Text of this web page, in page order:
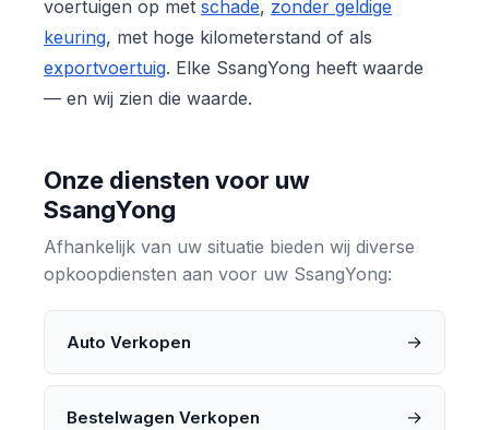
voertuigen op met schade, zonder geldige
keuring, met hoge kilometerstand of als
exportvoertuig. Elke SsangYong heeft waarde
— en wij zien die waarde.
Onze diensten voor uw
SsangYong
Afhankelijk van uw situatie bieden wij diverse
opkoopdiensten aan voor uw SsangYong:
Auto Verkopen →
Bestelwagen Verkopen →